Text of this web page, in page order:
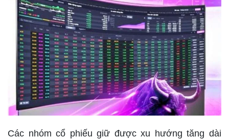
Các nhóm cổ phiếu giữ được xu hướng tăng dài